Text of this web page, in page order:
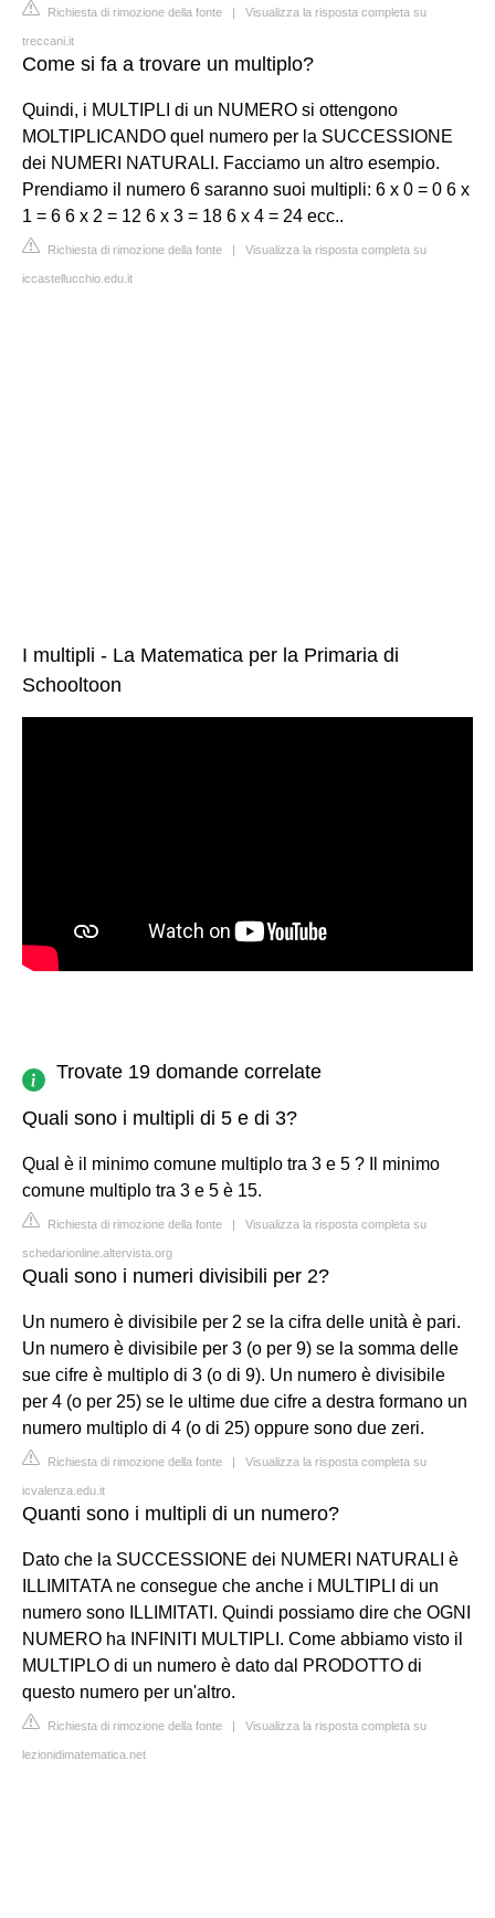
Richiesta di rimozione della fonte | Visualizza la risposta completa su
treccani.it
Come si fa a trovare un multiplo?
Quindi, i MULTIPLI di un NUMERO si ottengono
MOLTIPLICANDO quel numero per la SUCCESSIONE
dei NUMERI NATURALI. Facciamo un altro esempio.
Prendiamo il numero 6 saranno suoi multipli: 6 x 0 = 0 6 x
1 = 6 6 x 2 = 12 6 x 3 = 18 6 x 4 = 24 ecc..
Richiesta di rimozione della fonte | Visualizza la risposta completa su
iccastellucchio.edu.it
I multipli - La Matematica per la Primaria di
Schooltoon
Trovate 19 domande correlate
Quali sono i multipli di 5 e di 3?
Qual è il minimo comune multiplo tra 3 e 5 ? Il minimo
comune multiplo tra 3 e 5 è 15.
Richiesta di rimozione della fonte | Visualizza la risposta completa su
schedarionline.altervista.org
Quali sono i numeri divisibili per 2?
Un numero è divisibile per 2 se la cifra delle unità è pari.
Un numero è divisibile per 3 (o per 9) se la somma delle
sue cifre è multiplo di 3 (o di 9). Un numero è divisibile
per 4 (o per 25) se le ultime due cifre a destra formano un
numero multiplo di 4 (o di 25) oppure sono due zeri.
Richiesta di rimozione della fonte | Visualizza la risposta completa su
icvalenza.edu.it
Quanti sono i multipli di un numero?
Dato che la SUCCESSIONE dei NUMERI NATURALI è
ILLIMITATA ne consegue che anche i MULTIPLI di un
numero sono ILLIMITATI. Quindi possiamo dire che OGNI
NUMERO ha INFINITI MULTIPLI. Come abbiamo visto il
MULTIPLO di un numero è dato dal PRODOTTO di
questo numero per un'altro.
Richiesta di rimozione della fonte | Visualizza la risposta completa su
lezionidimatematica.net